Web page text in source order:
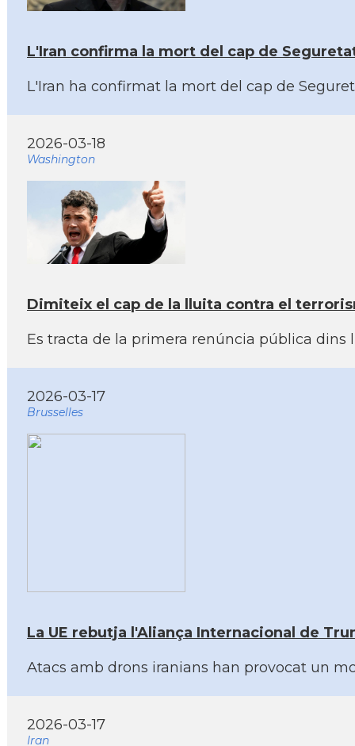
L'Iran confirma la mort del cap de
L'Iran ha confirmat la mort del cap de
2026-03-18
Washington
Dimiteix el cap de la lluita contra el
Es tracta de la primera renúncia pública
2026-03-17
Brusselles
La UE rebutja l'Aliança Internacional de
Atacs amb drons iranians han provocat un
2026-03-17
Iran